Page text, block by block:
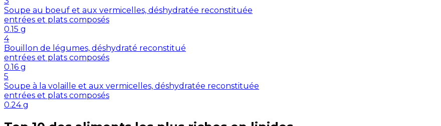
Soupe au boeuf et aux vermicelles, déshydratée reconstituée
entrées et plats composés
0.15 g
4
Bouillon de légumes, déshydraté reconstitué
entrées et plats composés
0.16 g
5
Soupe à la volaille et aux vermicelles, déshydratée reconstituée
entrées et plats composés
0.24 g